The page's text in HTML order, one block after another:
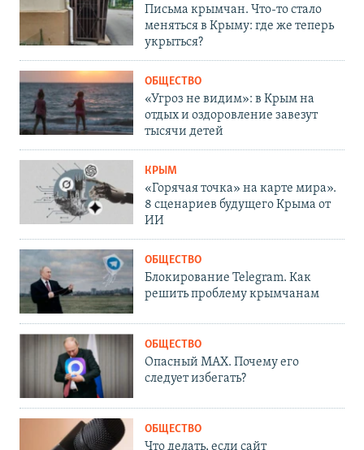
Письма крымчан. Что-то стало
меняться в Крыму: где же теперь
укрыться?
ОБЩЕСТВО
«Угроз не видим»: в Крым на
отдых и оздоровление завезут
тысячи детей
КРЫМ
«Горячая точка» на карте мира».
8 сценариев будущего Крыма от
ИИ
ОБЩЕСТВО
Блокирование Telegram. Как
решить проблему крымчанам
ОБЩЕСТВО
Опасный MAX. Почему его
следует избегать?
ОБЩЕСТВО
Что делать, если сайт